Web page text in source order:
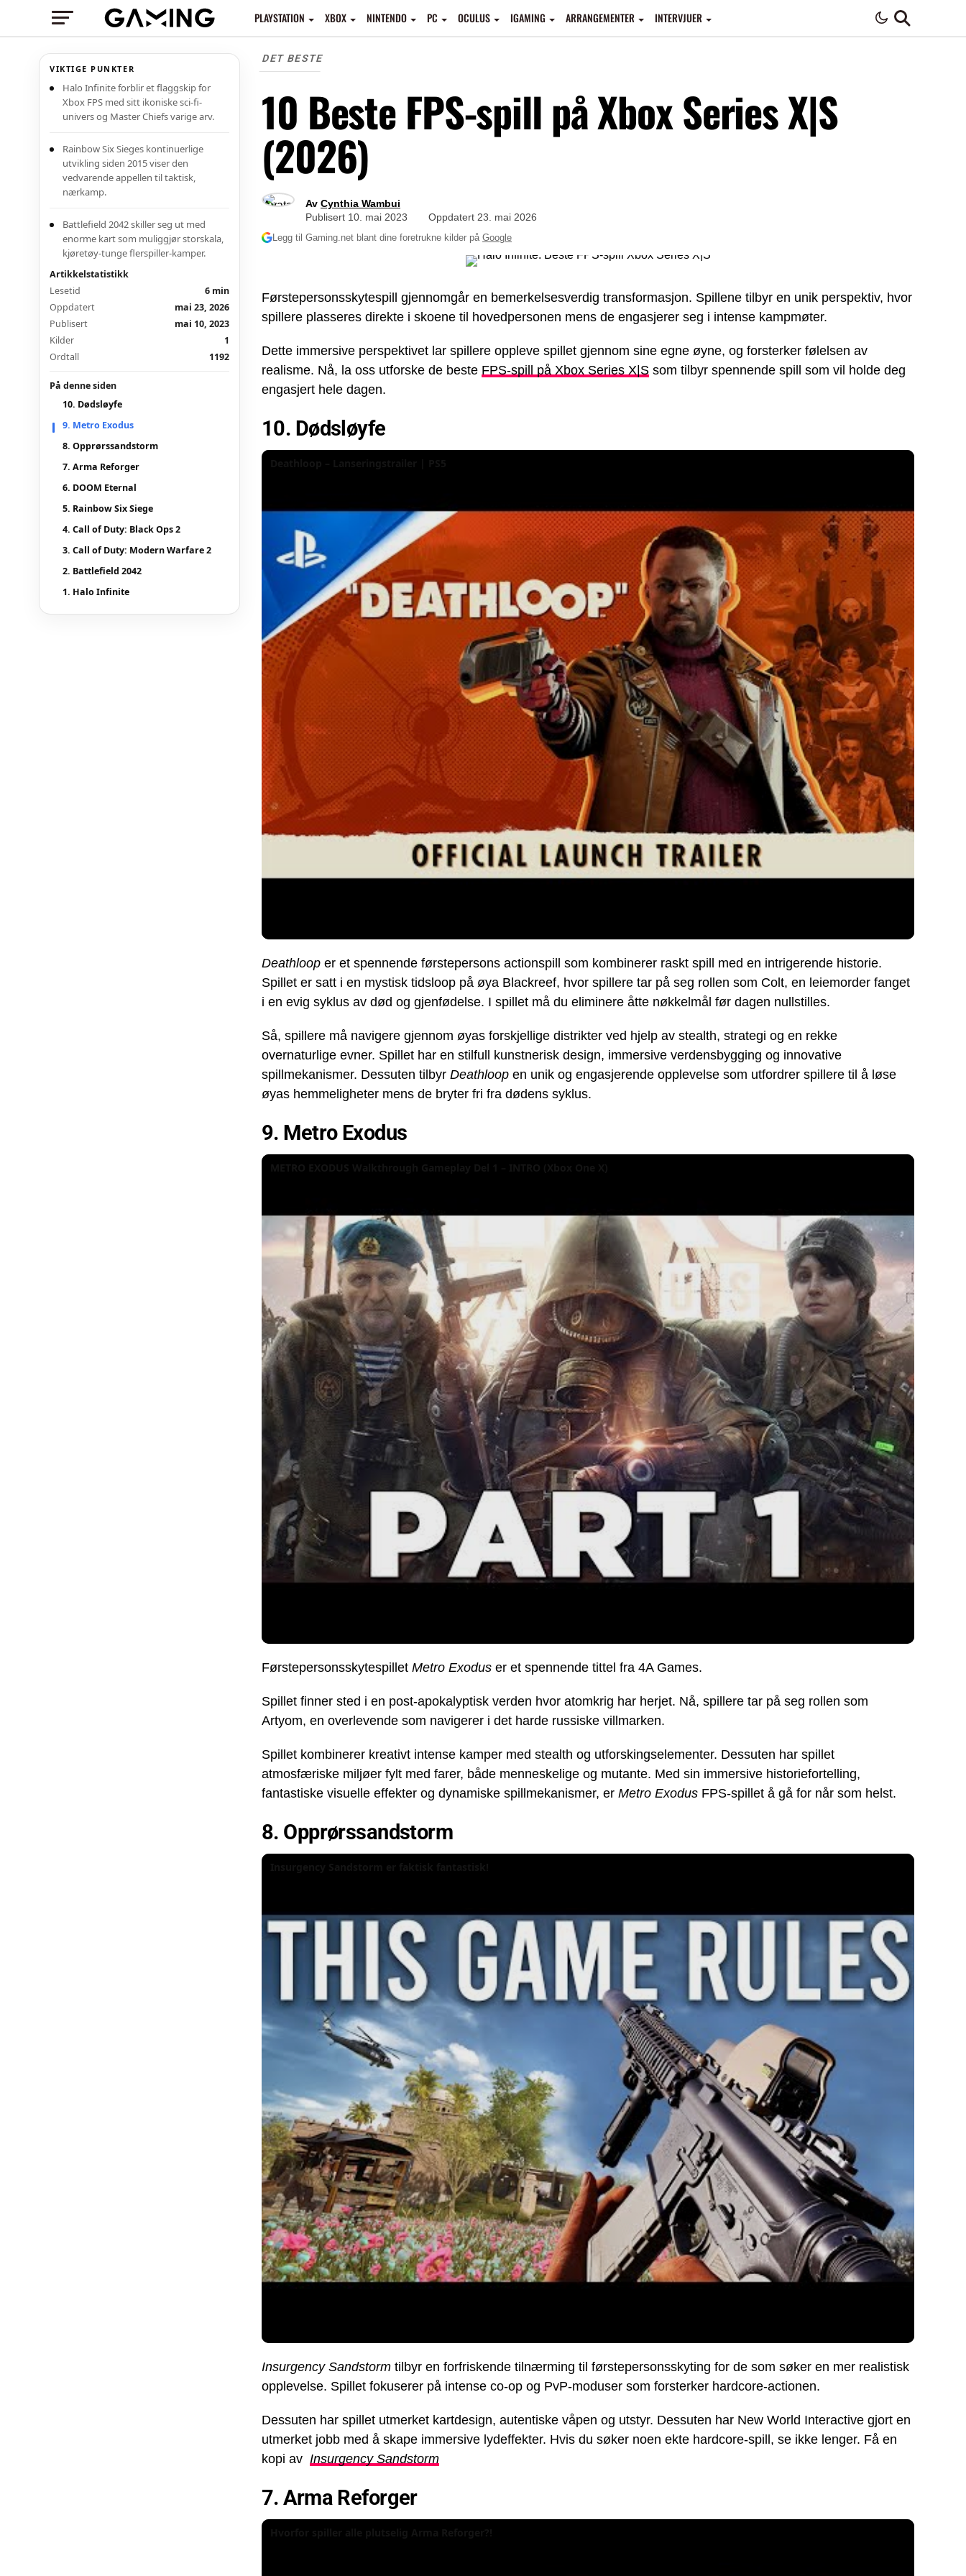
PLAYSTATION XBOX NINTENDO PC OCULUS IGAMING ARRANGEMENTER INTERVJUER
VIKTIGE PUNKTER
Halo Infinite forblir et flaggskip for
Xbox FPS med sitt ikoniske sci-fi-
univers og Master Chiefs varige arv.
Rainbow Six Sieges kontinuerlige
utvikling siden 2015 viser den
vedvarende appellen til taktisk,
nærkamp.
Battlefield 2042 skiller seg ut med
enorme kart som muliggjør storskala,
kjøretøy-tunge flerspiller-kamper.
Artikkelstatistikk
Lesetid
6 min
Oppdatert
mai 23, 2026
Publisert
mai 10, 2023
Kilder
1
Ordtall
1192
På denne siden
10. Dødsløyfe
9. Metro Exodus
8. Opprørssandstorm
7. Arma Reforger
6. DOOM Eternal
5. Rainbow Six Siege
4. Call of Duty: Black Ops 2
3. Call of Duty: Modern Warfare 2
2. Battlefield 2042
1. Halo Infinite
DET BESTE
10 Beste FPS-spill på Xbox Series X|S
(2026)
Publisert 10. mai 2023 Oppdatert 23. mai 2026
Av Cynthia Wambui
Legg til Gaming.net blant dine foretrukne kilder på Google
Førstepersonsskytespill gjennomgår en bemerkelsesverdig transformasjon. Spillene tilbyr en unik perspektiv, hvor
spillere plasseres direkte i skoene til hovedpersonen mens de engasjerer seg i intense kampmøter.
Dette immersive perspektivet lar spillere oppleve spillet gjennom sine egne øyne, og forsterker følelsen av
realisme. Nå, la oss utforske de beste FPS-spill på Xbox Series X|S som tilbyr spennende spill som vil holde deg
engasjert hele dagen.
10. Dødsløyfe
Deathloop er et spennende førstepersons actionspill som kombinerer raskt spill med en intrigerende historie.
Spillet er satt i en mystisk tidsloop på øya Blackreef, hvor spillere tar på seg rollen som Colt, en leiemorder fanget
i en evig syklus av død og gjenfødelse. I spillet må du eliminere åtte nøkkelmål før dagen nullstilles.
Så, spillere må navigere gjennom øyas forskjellige distrikter ved hjelp av stealth, strategi og en rekke
overnaturlige evner. Spillet har en stilfull kunstnerisk design, immersive verdensbygging og innovative
spillmekanismer. Dessuten tilbyr Deathloop en unik og engasjerende opplevelse som utfordrer spillere til å løse
øyas hemmeligheter mens de bryter fri fra dødens syklus.
9. Metro Exodus
Førstepersonsskytespillet Metro Exodus er et spennende tittel fra 4A Games.
Spillet finner sted i en post-apokalyptisk verden hvor atomkrig har herjet. Nå, spillere tar på seg rollen som
Artyom, en overlevende som navigerer i det harde russiske villmarken.
Spillet kombinerer kreativt intense kamper med stealth og utforskingselementer. Dessuten har spillet
atmosfæriske miljøer fylt med farer, både menneskelige og mutante. Med sin immersive historiefortelling,
fantastiske visuelle effekter og dynamiske spillmekanismer, er Metro Exodus FPS-spillet å gå for når som helst.
8. Opprørssandstorm
Insurgency Sandstorm tilbyr en forfriskende tilnærming til førstepersonsskyting for de som søker en mer realistisk
opplevelse. Spillet fokuserer på intense co-op og PvP-moduser som forsterker hardcore-actionen.
Dessuten har spillet utmerket kartdesign, autentiske våpen og utstyr. Dessuten har New World Interactive gjort en
utmerket jobb med å skape immersive lydeffekter. Hvis du søker noen ekte hardcore-spill, se ikke lenger. Få en
kopi av Insurgency Sandstorm
7. Arma Reforger